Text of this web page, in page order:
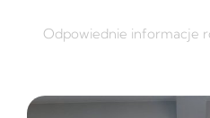
Odpowiednie informacje